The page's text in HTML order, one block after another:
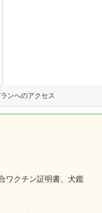
ランへのアクセス
ワクチン証明書、犬鑑